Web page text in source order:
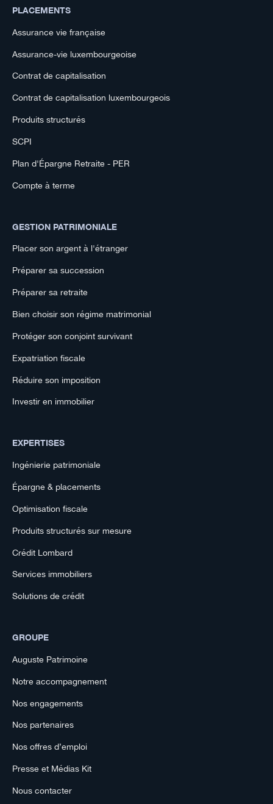
PLACEMENTS
Assurance vie française
Assurance-vie luxembourgeoise
Contrat de capitalisation
Contrat de capitalisation luxembourgeois
Produits structurés
SCPI
Plan d'Épargne Retraite - PER
Compte à terme
GESTION PATRIMONIALE
Placer son argent à l'étranger
Préparer sa succession
Préparer sa retraite
Bien choisir son régime matrimonial
Protéger son conjoint survivant
Expatriation fiscale
Réduire son imposition
Investir en immobilier
EXPERTISES
Ingénierie patrimoniale
Épargne & placements
Optimisation fiscale
Produits structurés sur mesure
Crédit Lombard
Services immobiliers
Solutions de crédit
GROUPE
Auguste Patrimoine
Notre accompagnement
Nos engagements
Nos partenaires
Nos offres d’emploi
Presse et Médias Kit
Nous contacter